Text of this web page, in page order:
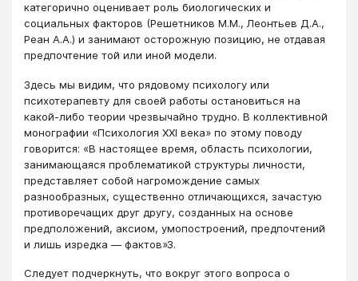
категорично оценивает роль биологических и
социальных факторов (Решетников М.М., Леонтьев Д.А.,
Реан А.А.) и занимают осторожную позицию, не отдавая
предпочтение той или иной модели.
Здесь мы видим, что рядовому психологу или
психотерапевту для своей работы остановиться на
какой-либо теории чрезвычайно трудно. В коллективной
монографии «Психология ХХI века» по этому поводу
говорится: «В настоящее время, область психологии,
занимающаяся проблематикой структуры личности,
представляет собой нагромождение самых
разнообразных, существенно отличающихся, зачастую
противоречащих друг другу, созданных на основе
предположений, аксиом, умопостроений, предпочтений
и лишь изредка ― фактов»3.
Следует подчеркнуть, что вокруг этого вопроса о